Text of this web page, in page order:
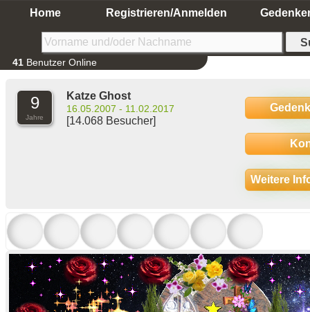
Home Registrieren/Anmelden
41 Benutzer Online
9
Jahre
Katze Ghost
16.05.2007 - 11.02.2017
[14.068 Besucher]
Weitere